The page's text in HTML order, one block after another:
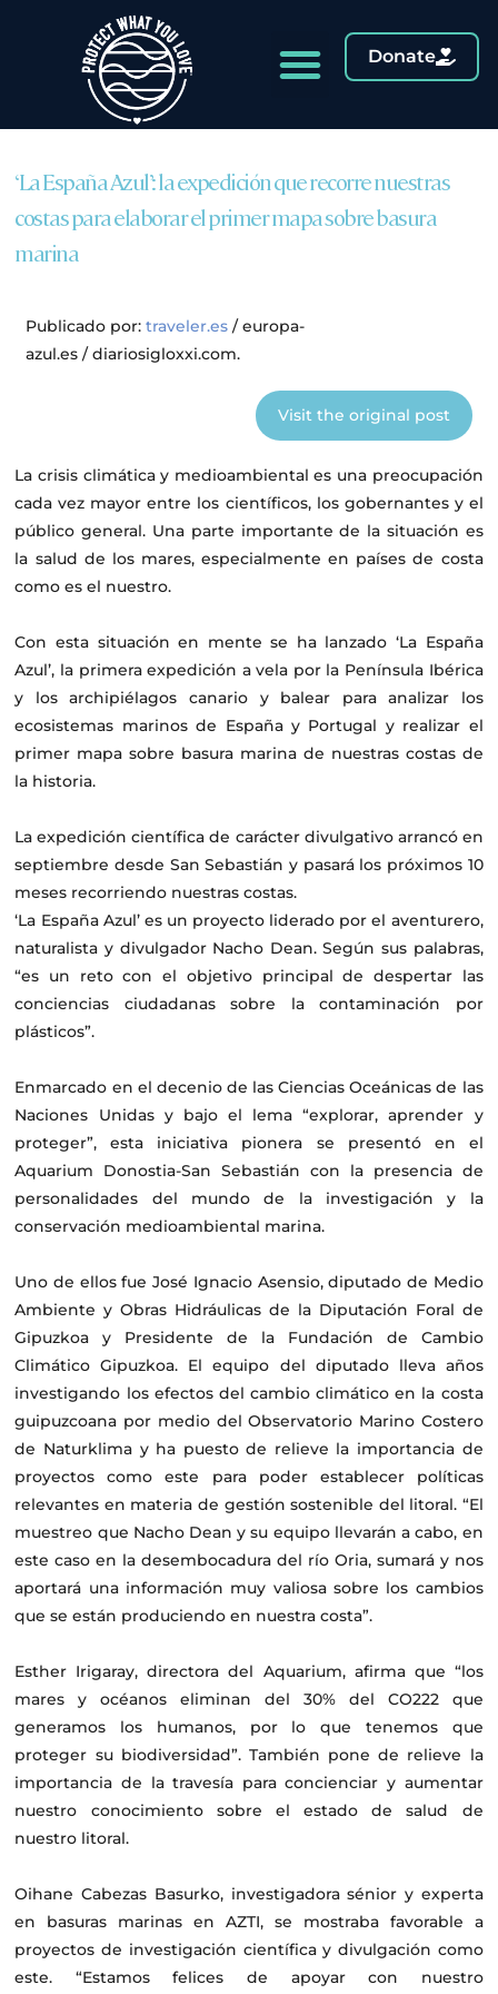
Donate
‘La España Azul’: la expedición que recorre nuestras
costas para elaborar el primer mapa sobre basura
marina
Publicado por:traveler.es /europa-
azul.es /diariosigloxxi.com.
Visit the original post
La crisis climática y medioambiental es una preocupación
cada vez mayor entre los científicos, los gobernantes y el
público general. Una parte importante de la situación es
la salud de los mares, especialmente en países de costa
como es el nuestro.
Con esta situación en mente se ha lanzado ‘La España
Azul’, la primera expedición a vela por la Península Ibérica
y los archipiélagos canario y balear para analizar los
ecosistemas marinos de España y Portugal y realizar el
primer mapa sobre basura marina de nuestras costas de
la historia.
La expedición científica de carácter divulgativo arrancó en
septiembre desde San Sebastián y pasará los próximos 10
meses recorriendo nuestras costas.
‘La España Azul’ es un proyecto liderado por el aventurero,
naturalista y divulgador Nacho Dean. Según sus palabras,
“es un reto con el objetivo principal de despertar las
conciencias ciudadanas sobre la contaminación por
plásticos”.
Enmarcado en el decenio de las Ciencias Oceánicas de las
Naciones Unidas y bajo el lema “explorar, aprender y
proteger”, esta iniciativa pionera se presentó en el
Aquarium Donostia-San Sebastián con la presencia de
personalidades del mundo de la investigación y la
conservación medioambiental marina.
Uno de ellos fue José Ignacio Asensio, diputado de Medio
Ambiente y Obras Hidráulicas de la Diputación Foral de
Gipuzkoa y Presidente de la Fundación de Cambio
Climático Gipuzkoa. El equipo del diputado lleva años
investigando los efectos del cambio climático en la costa
guipuzcoana por medio del Observatorio Marino Costero
de Naturklima y ha puesto de relieve la importancia de
proyectos como este para poder establecer políticas
relevantes en materia de gestión sostenible del litoral. “El
muestreo que Nacho Dean y su equipo llevarán a cabo, en
este caso en la desembocadura del río Oria, sumará y nos
aportará una información muy valiosa sobre los cambios
que se están produciendo en nuestra costa”.
Esther Irigaray, directora del Aquarium, afirma que “los
mares y océanos eliminan del 30% del CO222 que
generamos los humanos, por lo que tenemos que
proteger su biodiversidad”. También pone de relieve la
importancia de la travesía para concienciar y aumentar
nuestro conocimiento sobre el estado de salud de
nuestro litoral.
Oihane Cabezas Basurko, investigadora sénior y experta
en basuras marinas en AZTI, se mostraba favorable a
proyectos de investigación científica y divulgación como
este. “Estamos felices de apoyar con nuestro